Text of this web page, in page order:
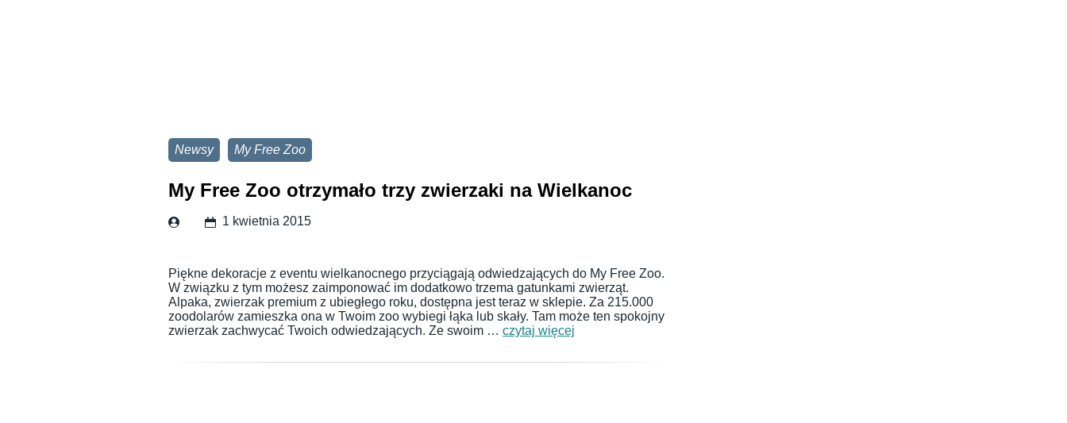
Newsy My Free Zoo
My Free Zoo otrzymało trzy zwierzaki na Wielkanoc
1 kwietnia 2015
Piękne dekoracje z eventu wielkanocnego przyciągają odwiedzających do My Free Zoo.
W związku z tym możesz zaimponować im dodatkowo trzema gatunkami zwierząt.
Alpaka, zwierzak premium z ubiegłego roku, dostępna jest teraz w sklepie. Za 215.000
zoodolarów zamieszka ona w Twoim zoo wybiegi łąka lub skały. Tam może ten spokojny
zwierzak zachwycać Twoich odwiedzających. Ze swoim … czytaj więcej